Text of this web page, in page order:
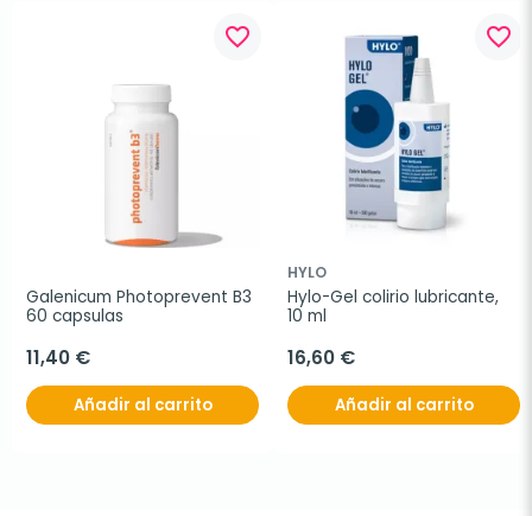
favorite_border
Galenicum Photoprevent B3
60 capsulas
11,40 €
Añadir al carrito
favorite_border
HYLO
Hylo-Gel colirio lubricante,
10 ml
16,60 €
Añadir al carrito